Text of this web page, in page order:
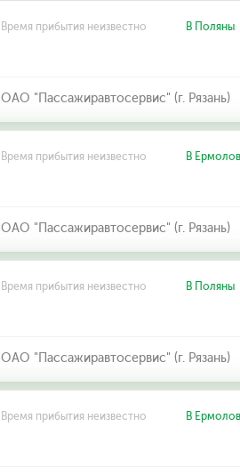
Время прибытия неизвестно В Поляны
ОАО "Пассажиравтосервис" (г. Рязань)
Время прибытия неизвестно В
ОАО "Пассажиравтосервис" (г. Рязань)
Время прибытия неизвестно В Поляны
ОАО "Пассажиравтосервис" (г. Рязань)
Время прибытия неизвестно В